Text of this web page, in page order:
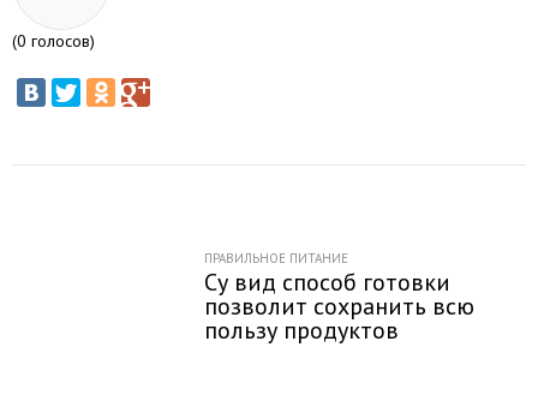
(0 голосов)
ПРАВИЛЬНОЕ ПИТАНИЕ
Су вид способ готовки
позволит сохранить всю
пользу продуктов